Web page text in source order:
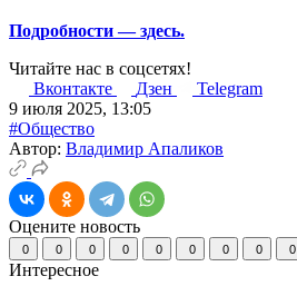
Подробности — здесь.
Читайте нас в соцсетях!
Вконтакте
Дзен
Telegram
9 июля 2025, 13:05
#Общество
Автор: Владимир Апаликов
Оцените новость
0 0 0 0 0 0 0 0 0
Интересное